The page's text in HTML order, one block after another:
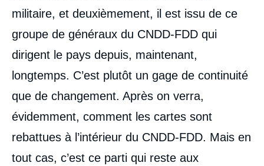
militaire, et deuxièmement, il est issu de ce
groupe de généraux du CNDD-FDD qui
dirigent le pays depuis, maintenant,
longtemps. C’est plutôt un gage de continuité
que de changement. Après on verra,
évidemment, comment les cartes sont
rebattues à l’intérieur du CNDD-FDD. Mais en
tout cas, c’est ce parti qui reste aux